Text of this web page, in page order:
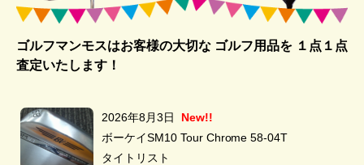
ゴルフマンモスはお客様の大切な ゴルフ用品を１点１点
査定いたします！
2026年8月3日
New!!
ボーケイSM10 Tour Chrome 58-04T
タイトリスト